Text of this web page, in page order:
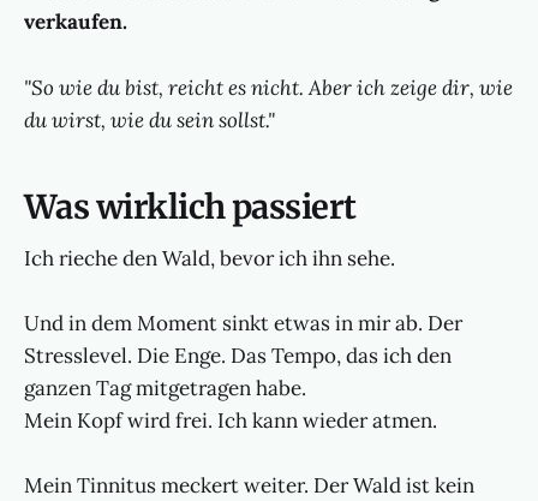
verkaufen.
"So wie du bist, reicht es nicht. Aber ich zeige dir, wie
du wirst, wie du sein sollst."
Was wirklich passiert
Ich rieche den Wald, bevor ich ihn sehe.
Und in dem Moment sinkt etwas in mir ab. Der
Stresslevel. Die Enge. Das Tempo, das ich den
ganzen Tag mitgetragen habe.
Mein Kopf wird frei. Ich kann wieder atmen.
Mein Tinnitus meckert weiter. Der Wald ist kein